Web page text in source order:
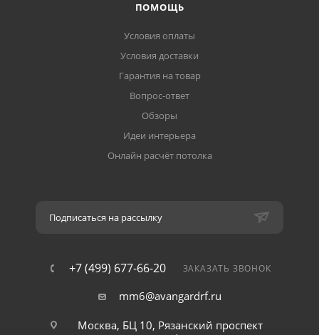
ПОМОЩЬ
Условия оплаты
Условия доставки
Гарантия на товар
Вопрос-ответ
Обзоры
Идеи интерьера
Онлайн расчёт потолка
Подписаться на рассылку
+7 (499) 677-66-20 ЗАКАЗАТЬ ЗВОНОК
mm6@avangardrf.ru
Москва, БЦ 10, Рязанский проспект